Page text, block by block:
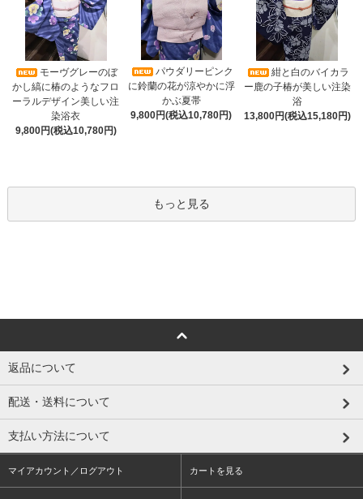
モーヴグレーのぼ
かし縞に椿のようなフロ
ーラルデザイン美しい注
染浴衣
9,800円(税込10,780円)
パウダリーピンク
に鈴蘭の花が涼やかに浮
かぶ夏帯
9,800円(税込10,780円)
紺と白のバイカラ
ー鹿の子椿が美しい注染
浴
13,800円(税込15,180円)
もっと見る
返品について
配送・送料について
支払い方法について
マイアカウント／ログアウト カートを見る